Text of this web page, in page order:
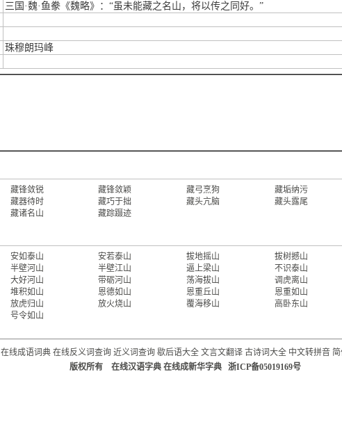
三国·魏·鱼豢《魏略》：“虽未能藏之名山，将以传之同好。”
珠穆朗玛峰
藏锋敛锐 藏锋敛颖 藏弓烹狗
藏垢纳污
藏器待时 藏巧于拙 藏头亢脑
藏头露尾
藏诸名山 藏踪蹑迹
安如泰山 安若泰山 拔地摇山
拔树撼山
半壁河山 半壁江山 逼上梁山
不识泰山
大好河山 带砺河山 荡海拔山
调虎离山
堆积如山 恩德如山 恩重丘山
恩重如山
放虎归山 放火烧山 覆海移山
高卧东山
号令如山
在线成语词典 在线反义词查询 近义词查询 歇后语大全 文言文翻译 古诗词大全 中文转拼音
版权所有 在线汉语字典 在线成新华字典 浙ICP备05019169号